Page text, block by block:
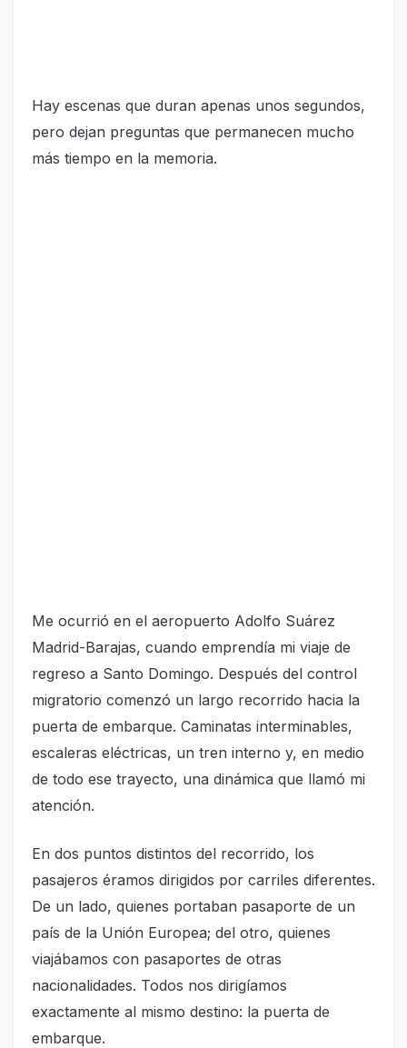
Hay escenas que duran apenas unos segundos,
pero dejan preguntas que permanecen mucho
más tiempo en la memoria.
Me ocurrió en el aeropuerto Adolfo Suárez
Madrid-Barajas, cuando emprendía mi viaje de
regreso a Santo Domingo. Después del control
migratorio comenzó un largo recorrido hacia la
puerta de embarque. Caminatas interminables,
escaleras eléctricas, un tren interno y, en medio
de todo ese trayecto, una dinámica que llamó mi
atención.
En dos puntos distintos del recorrido, los
pasajeros éramos dirigidos por carriles diferentes.
De un lado, quienes portaban pasaporte de un
país de la Unión Europea; del otro, quienes
viajábamos con pasaportes de otras
nacionalidades. Todos nos dirigíamos
exactamente al mismo destino: la puerta de
embarque.